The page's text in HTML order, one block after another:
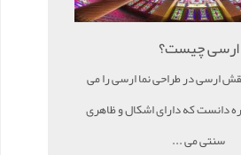
ارسی چیست؟
ارسی در طراحی نما ارسی را می
دانست که دارای اشکال و ظاهری
سنتی می ...